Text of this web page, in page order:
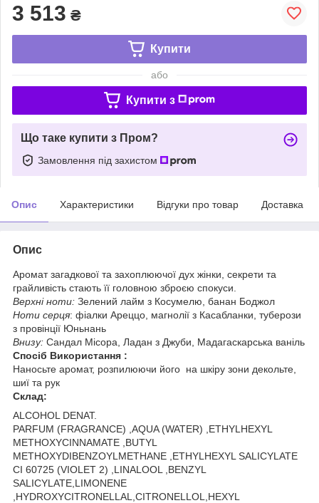
3 513 ₴
Купити
або
Купити з
Що таке купити з Пром?
Замовлення під захистом
Опис Характеристики Відгуки про товар Доставка
Опис
Аромат загадкової та захоплюючої дух жінки, секрети та
грайливість стають її головною зброєю спокуси.
Верхні ноти: Зелений лайм з Косумелю, банан Боджол
Ноти серця: фіалки Ареццо, магнолії з Касабланки, туберози
з провінції Юньнань
Внизу: Сандал Місора, Ладан з Джуби, Мадагаскарська ваніль
Спосіб Використання :
Наносьте аромат, розпилюючи його на шкіру зони декольте,
шиї та рук
Склад:
ALCOHOL DENAT.
PARFUM (FRAGRANCE) ,AQUA (WATER) ,ETHYLHEXYL
METHOXYCINNAMATE ,BUTYL
METHOXYDIBENZOYLMETHANE ,ETHYLHEXYL SALICYLATE
CI 60725 (VIOLET 2) ,LINALOOL ,BENZYL
SALICYLATE,LIMONENE
,HYDROXYCITRONELLAL,CITRONELLOL,HEXYL